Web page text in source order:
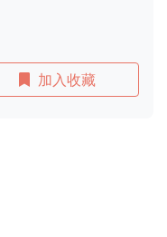
加入收藏